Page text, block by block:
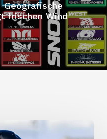
Geografische
frischen Wind